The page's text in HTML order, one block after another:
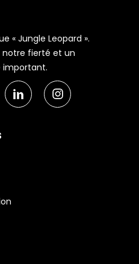
« Jungle Leopard ».
notre fierté et un